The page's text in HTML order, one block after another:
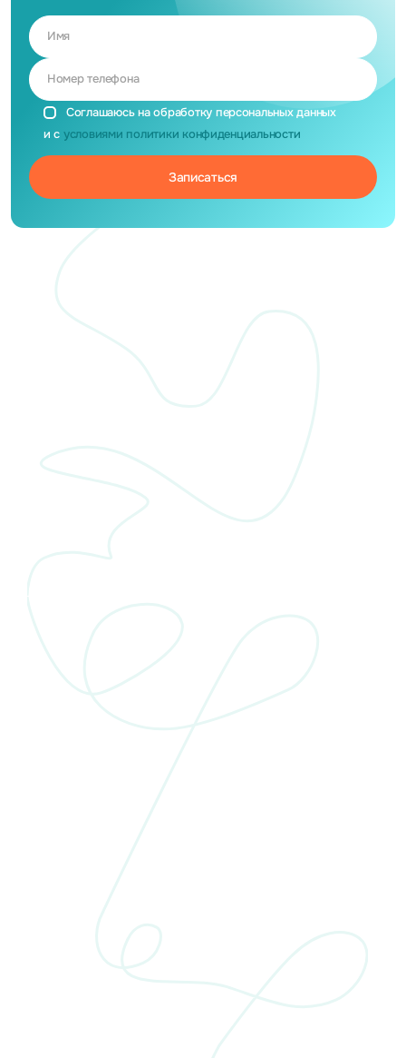
Имя
Номер телефона
Соглашаюсь на обработку персональных данных
и с условиями политики конфиденциальности